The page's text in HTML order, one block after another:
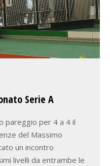
Serie A
pareggio per 4 a 4 il
del Massimo
un incontro
livelli da entrambe le